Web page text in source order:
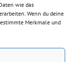
wie das
Wenn du deine
Merkmale und